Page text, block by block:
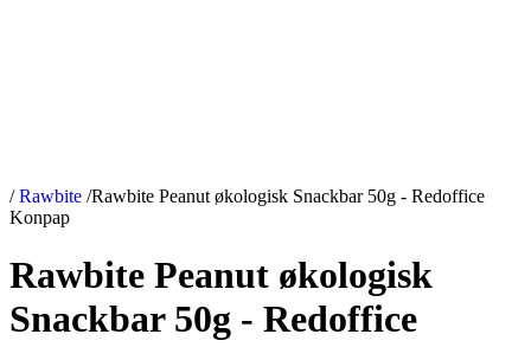
/ Rawbite /Rawbite Peanut økologisk Snackbar 50g - Redoffice
Konpap
Rawbite Peanut økologisk
Snackbar 50g - Redoffice